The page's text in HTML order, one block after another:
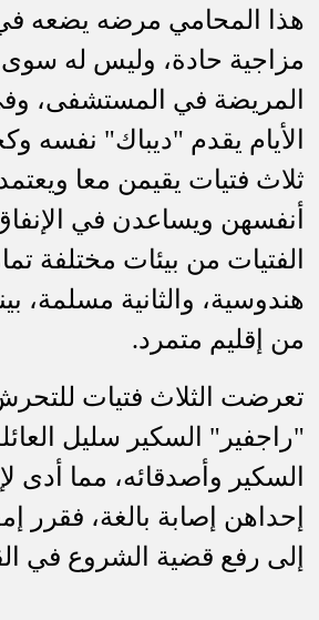
هذا المحامي مرضه يضعه
مزاجية حادة، وليس له
المريضة في المستشفى،
اﻷيام يقدم "ديباك" نفسه
ثلاث فتيات يقيمن معا
أنفسهن ويساعدن في
الفتيات من بيئات مختلفة
هندوسية، والثانية مسلمة،
من إقليم متمرد.
تعرضت الثلاث فتيات
"راجفير" السكير سليل
السكير وأصدقائه، مما أدى
إحداهن إصابة بالغة، فقرر
إلى رفع قضية الشروع في